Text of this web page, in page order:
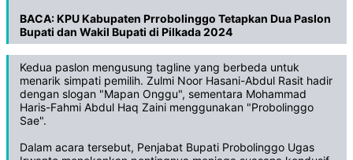
BACA:KPU Kabupaten Prrobolinggo Tetapkan Dua Paslon
Bupati dan Wakil Bupati di Pilkada 2024
Kedua paslon mengusung tagline yang berbeda untuk
menarik simpati pemilih. Zulmi Noor Hasani-Abdul Rasit hadir
dengan slogan "Mapan Onggu", sementara Mohammad
Haris-Fahmi Abdul Haq Zaini menggunakan "Probolinggo
Sae".
Dalam acara tersebut, Penjabat Bupati Probolinggo Ugas